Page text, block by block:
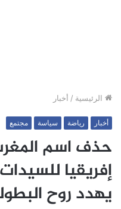
الرئيسية / أخبار
أخبار رياضة سياسة مجتمع
حذف اسم
إفريقيا
يهدد روح